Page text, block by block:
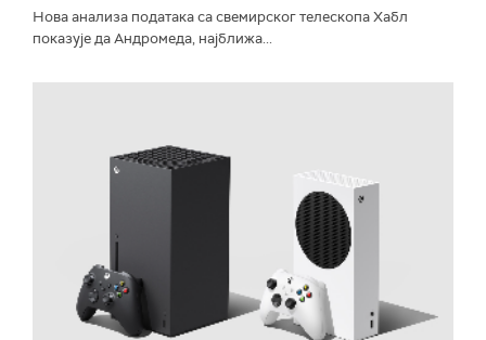
Нова анализа података са свемирског телескопа Хабл
показује да Андромеда, најближа...